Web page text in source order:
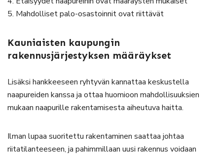
5. Mahdolliset palo-osastoinnit ovat riittävät
Kauniaisten kaupungin
rakennusjärjestyksen määräykset
Lisäksi hankkeeseen ryhtyvän kannattaa keskustella
naapureiden kanssa ja ottaa huomioon mahdollisuuksien
mukaan naapurille rakentamisesta aiheutuva haitta.
Ilman lupaa suoritettu rakentaminen saattaa johtaa
riitatilanteeseen, ja pahimmillaan uusi rakennus voidaan